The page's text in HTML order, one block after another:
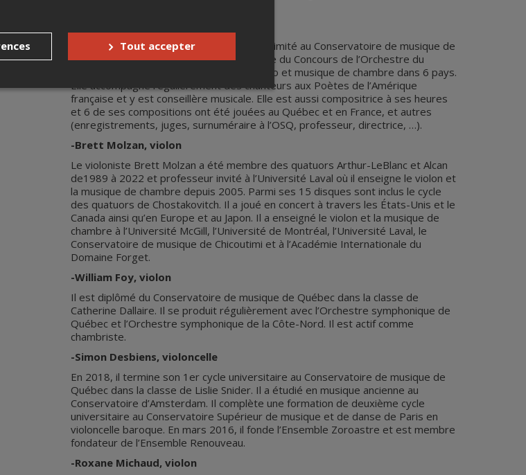
Titulaire d’un premier prix en piano à l’unanimité au Conservatoire de musique de
Québec (Ovation du jury). Elle est Lauréate du Concours de l’Orchestre du
Saguenay-Lac-Saint-Jean. Elle a joué en solo et musique de chambre dans 6 pays.
Elle accompagne régulièrement des chanteurs aux Poètes de l’Amérique
française et y est conseillère musicale. Elle est aussi compositrice à ses heures
et 6 de ses compositions ont été jouées au Québec et en France, et autres
(enregistrements, juges, surnuméraire à l’OSQ, professeur, directrice, …).
-Brett Molzan, violon
Le violoniste Brett Molzan a été membre des quatuors Arthur-LeBlanc et Alcan
de1989 à 2022 et professeur invité à l’Université Laval où il enseigne le violon et
la musique de chambre depuis 2005. Parmi ses 15 disques sont inclus le cycle
des quatuors de Chostakovitch. Il a joué en concert à travers les États-Unis et le
Canada ainsi qu’en Europe et au Japon. Il a enseigné le violon et la musique de
chambre à l’Université McGill, l’Université de Montréal, l’Université Laval, le
Conservatoire de musique de Chicoutimi et à l’Académie Internationale du
Domaine Forget.
-William Foy, violon
Il est diplômé du Conservatoire de musique de Québec dans la classe de
Catherine Dallaire. Il se produit régulièrement avec l’Orchestre symphonique de
Québec et l’Orchestre symphonique de la Côte-Nord. Il est actif comme
chambriste.
-Simon Desbiens, violoncelle
En 2018, il termine son 1er cycle universitaire au Conservatoire de musique de
Québec dans la classe de Lislie Snider. Il a étudié en musique ancienne au
Conservatoire d’Amsterdam. Il complète une formation de deuxième cycle
universitaire au Conservatoire Supérieur de musique et de danse de Paris en
violoncelle baroque. En mars 2016, il fonde l’Ensemble Zoroastre et est membre
fondateur de l’Ensemble Renouveau.
-Roxane Michaud, violon
Tout accepter